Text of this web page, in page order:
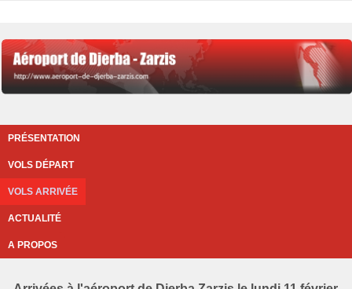
PRÉSENTATION
VOLS DÉPART
VOLS ARRIVÉE
ACTUALITÉ
A PROPOS